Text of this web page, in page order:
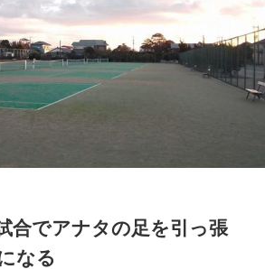
合でアナタの足を引っ張
なる